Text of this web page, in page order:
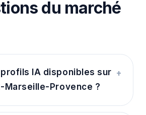
du marché
IA disponibles sur
Marseille-Provence ?
+